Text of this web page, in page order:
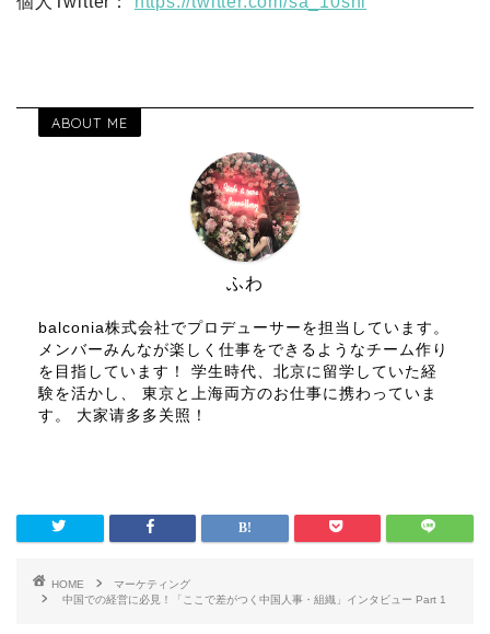
ABOUT ME
ふわ
balconia株式会社でプロデューサーを担当しています。
メンバーみんなが楽しく仕事をできるようなチーム作り
を目指しています！ 学生時代、北京に留学していた経
験を活かし、 東京と上海両方のお仕事に携わっていま
す。 大家请多多关照！
HOME
マーケティング
中国での経営に必見！「ここで差がつく中国人事・組織」インタビュー Part 1